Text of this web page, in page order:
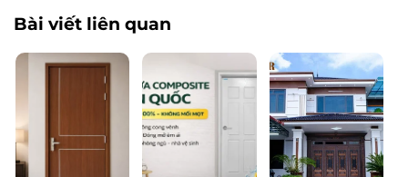
Bài viết liên quan